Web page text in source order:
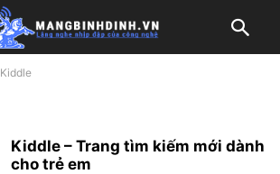
Kiddle
Kiddle – Trang tìm kiếm mới dành
cho trẻ em